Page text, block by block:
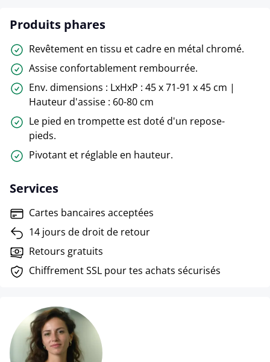
Produits phares
Revêtement en tissu et cadre en métal chromé.
Assise confortablement rembourrée.
Env. dimensions : LxHxP : 45 x 71-91 x 45 cm |
Hauteur d'assise : 60-80 cm
Le pied en trompette est doté d'un repose-
pieds.
Pivotant et réglable en hauteur.
Services
Cartes bancaires acceptées
14 jours de droit de retour
Retours gratuits
Chiffrement SSL pour tes achats sécurisés